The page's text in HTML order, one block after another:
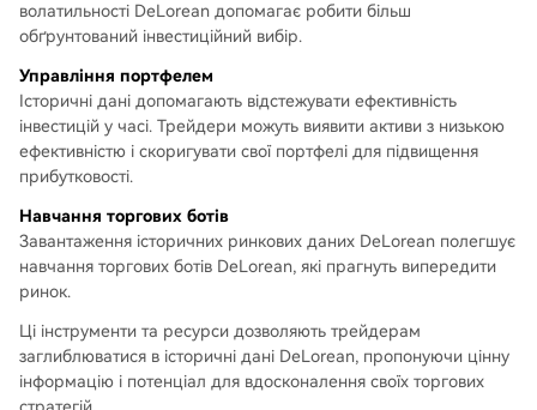
волатильності DeLorean допомагає робити більш
обґрунтований інвестиційний вибір.
Управління портфелем
Історичні дані допомагають відстежувати ефективність
інвестицій у часі. Трейдери можуть виявити активи з низькою
ефективністю і скоригувати свої портфелі для підвищення
прибутковості.
Навчання торгових ботів
Завантаження історичних ринкових даних DeLorean полегшує
навчання торгових ботів DeLorean, які прагнуть випередити
ринок.
Ці інструменти та ресурси дозволяють трейдерам
заглиблюватися в історичні дані DeLorean, пропонуючи цінну
інформацію і потенціал для вдосконалення своїх торгових